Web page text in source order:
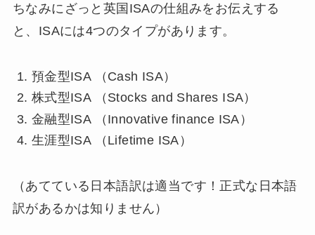
ちなみにざっと英国ISAの仕組みをお伝えする
と、ISAには4つのタイプがあります。
預金型ISA （Cash ISA）
株式型ISA （Stocks and Shares ISA）
金融型ISA （Innovative finance ISA）
生涯型ISA （Lifetime ISA）
（あてている日本語訳は適当です！正式な日本語
訳があるかは知りません）